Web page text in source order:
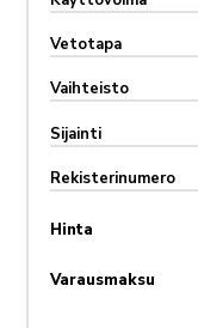
Vetotapa
Vaihteisto
Sijainti
Rekisterinumero
Hinta
Varausmaksu